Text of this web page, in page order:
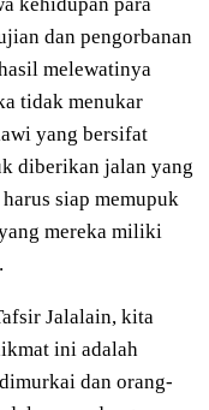
dan pengorbanan
melewatinya
tidak menukar
yang bersifat
diberikan jalan yang
siap memupuk
mereka miliki
Jalalain, kita
ini adalah
dan orang-